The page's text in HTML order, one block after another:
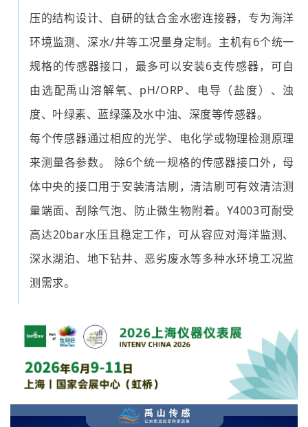
压的结构设计、自研的钛合金水密连接器，专为海洋
环境监测、深水/井等工况量身定制。主机有6个统一
规格的传感器接口，最多可以安装6支传感器，可自
由选配禹山溶解氧、pH/ORP、电导（盐度）、浊
度、叶绿素、蓝绿藻及水中油、深度等传感器。
每个传感器通过相应的光学、电化学或物理检测原理
来测量各参数。 除6个统一规格的传感器接口外，母
体中央的接口用于安装清洁刷，清洁刷可有效清洁测
量端面、刮除气泡、防止微生物附着。Y4003可耐受
高达20bar水压且稳定工作，可从容应对海洋监测、
深水湖泊、地下钻井、恶劣废水等多种水环境工况监
测需求。